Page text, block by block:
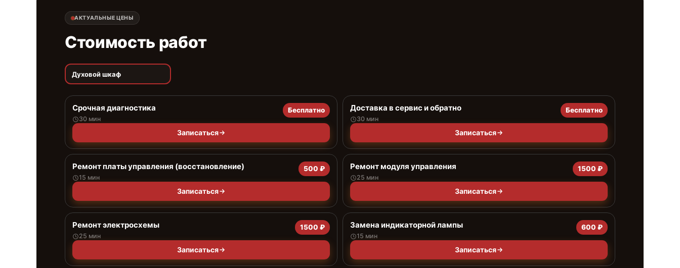
АКТУАЛЬНЫЕ ЦЕНЫ
Стоимость работ
Духовой шкаф
Срочная диагностика
30 мин
Бесплатно
Записаться
Доставка в сервис и обратно
30 мин
Бесплатно
Записаться
Ремонт платы управления (восстановление)
15 мин
500 ₽
Записаться
Ремонт модуля управления
25 мин
1500 ₽
Записаться
Ремонт электросхемы
25 мин
1500 ₽
Записаться
Замена индикаторной лампы
15 мин
600 ₽
Записаться